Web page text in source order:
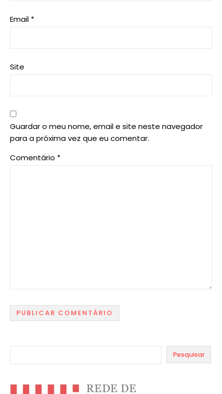
Email *
Site
Guardar o meu nome, email e site neste navegador
para a próxima vez que eu comentar.
Comentário *
Pesquisar